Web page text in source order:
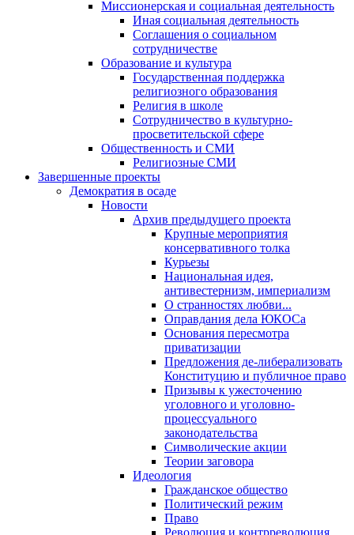
Миссионерская и социальная деятельность
Иная социальная деятельность
Соглашения о социальном
сотрудничестве
Образование и культура
Государственная поддержка
религиозного образования
Религия в школе
Сотрудничество в культурно-
просветительской сфере
Общественность и СМИ
Религиозные СМИ
Завершенные проекты
Демократия в осаде
Новости
Архив предыдущего проекта
Крупные мероприятия
консервативного толка
Курьезы
Национальная идея,
антивестернизм, империализм
О странностях любви...
Оправдания дела ЮКОСа
Основания пересмотра
приватизации
Предложения де-либерализовать
Конституцию и публичное право
Призывы к ужесточению
уголовного и уголовно-
процессуального
законодательства
Символические акции
Теории заговора
Идеология
Гражданское общество
Политический режим
Право
Революция и контрреволюция